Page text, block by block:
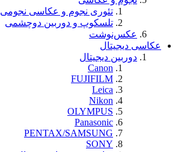
تئوری نجوم و عکاسی نجومی
تلسکوپ و دوربین دوچشمی
عکس‌نوشت
عکاسی دیجیتال
دوربین دیجیتال
Canon
FUJIFILM
Leica
Nikon
OLYMPUS
Panasonic
PENTAX/SAMSUNG
SONY